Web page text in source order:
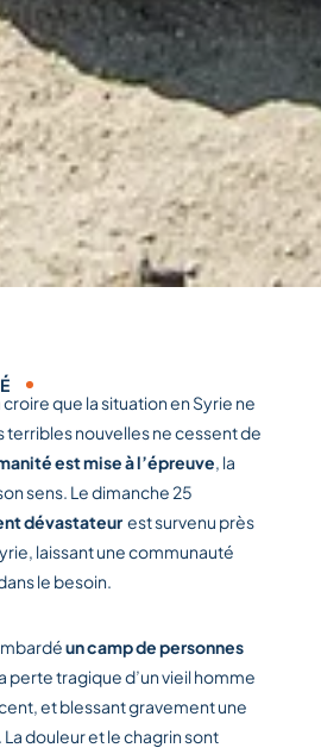
que la situation en Syrie ne
terribles nouvelles ne cessent de
est mise à l’épreuve, la
sens. Le dimanche 25
dévastateur est survenu près
laissant une communauté
le besoin.
un camp de personnes
perte tragique d’un vieil homme
et blessant gravement une
douleur et le chagrin sont